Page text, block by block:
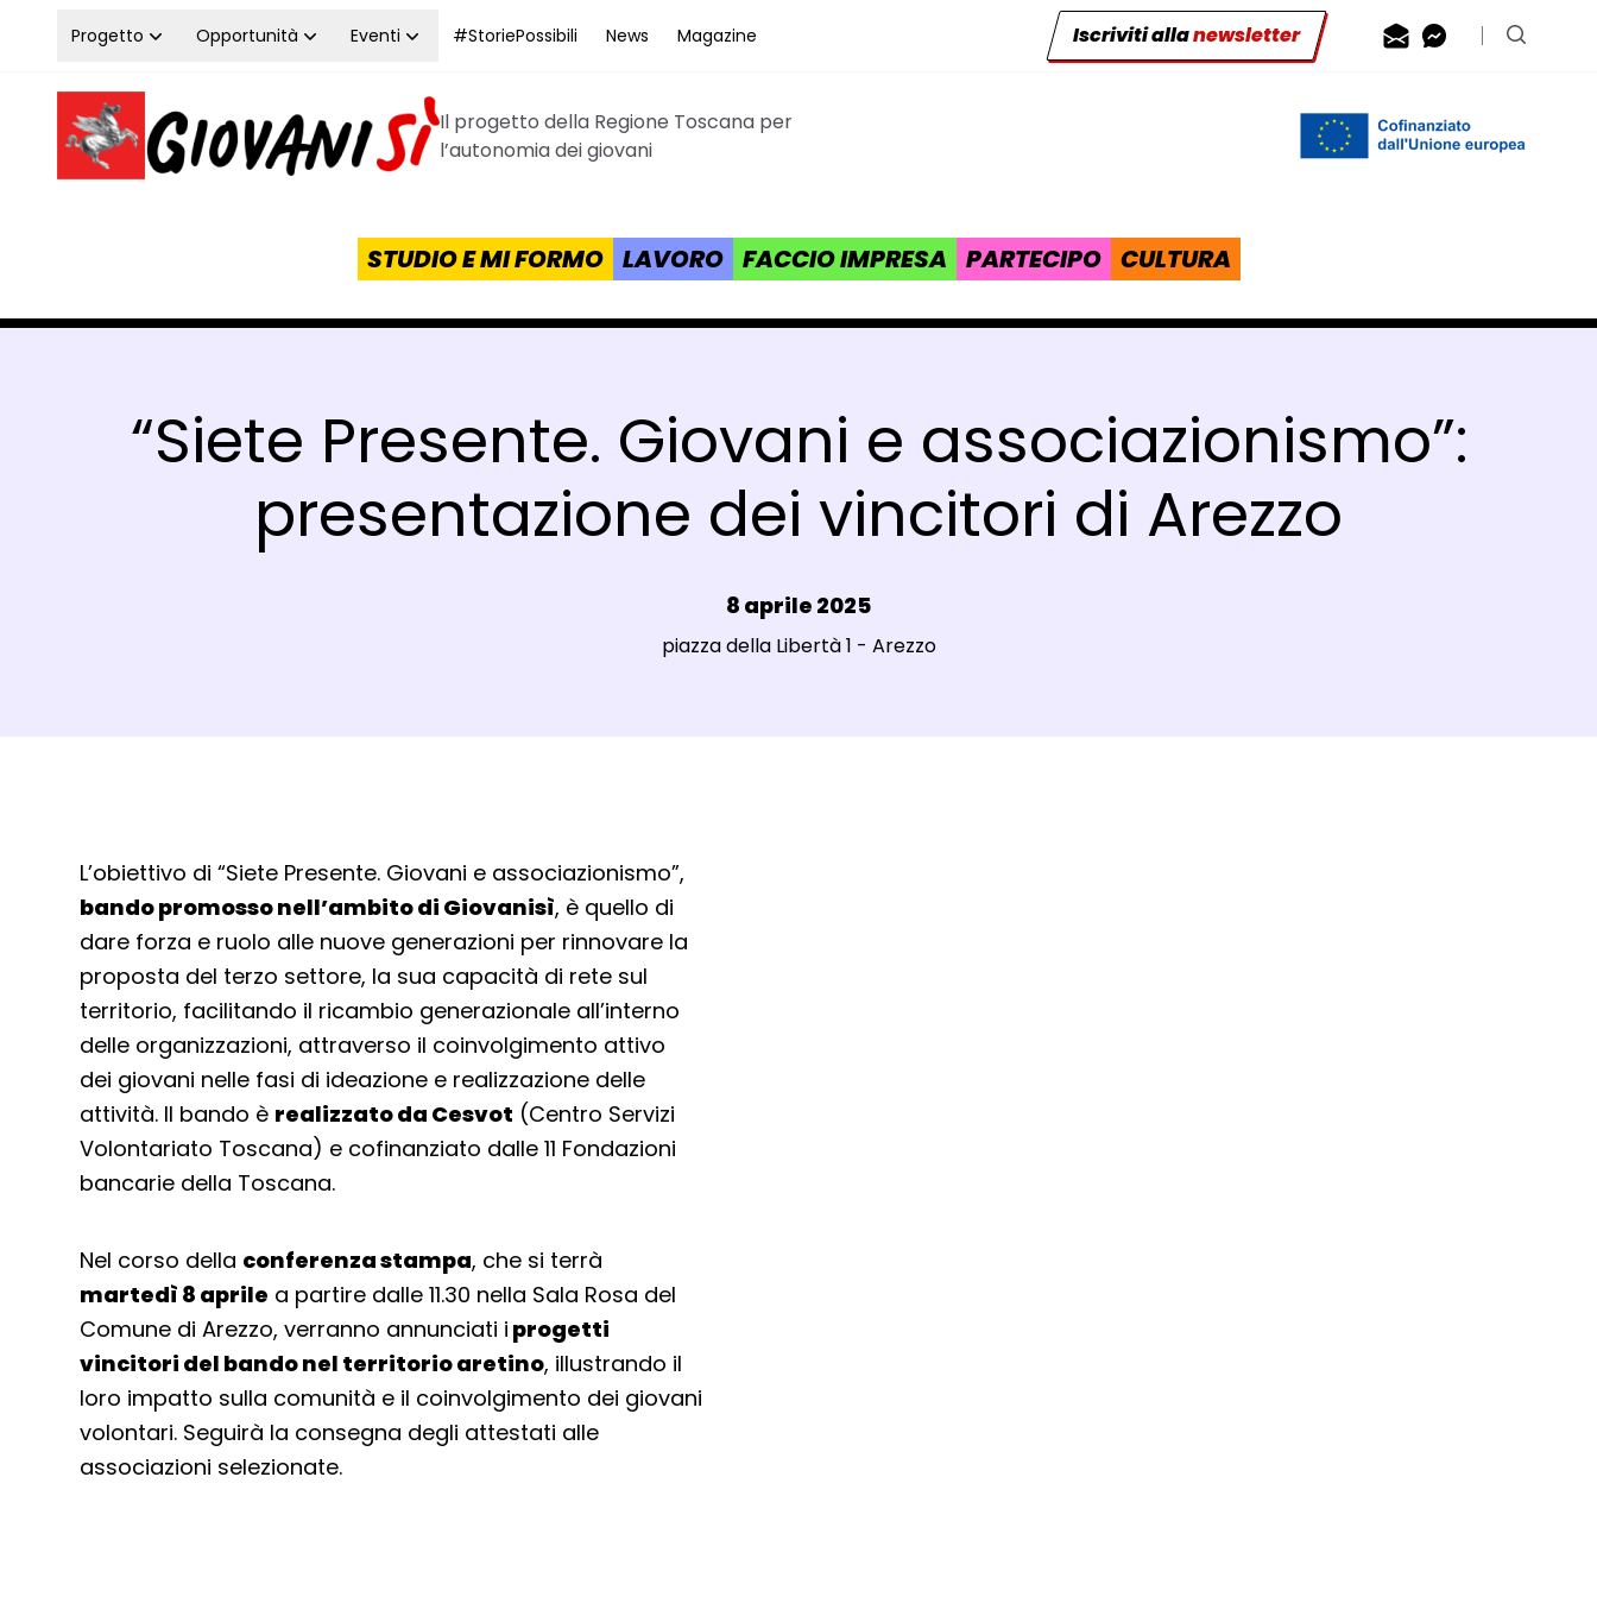
Vai al contenuto
Progetto Opportunità Eventi #StoriePossibili News Magazine Iscriviti allanewsletter Contattaci via
Contattaci
Cerca
Homepage Giovanisì - Progetto della Regione Toscana
Il progetto della Regione Toscana per
l’autonomia dei giovani
STUDIO E MI FORMO LAVORO FACCIO IMPRESA PARTECIPO CULTURA
“Siete Presente. Giovani e associazionismo”:
presentazione dei vincitori di Arezzo
Data e ora:
8 aprile 2025
Luogo:
piazza della Libertà 1 - Arezzo
Dettagli evento
L’obiettivo di “Siete Presente. Giovani e associazionismo”,
bando promosso nell’ambito di Giovanisì, è quello di
dare forza e ruolo alle nuove generazioni per rinnovare la
proposta del terzo settore, la sua capacità di rete sul
territorio, facilitando il ricambio generazionale all’interno
delle organizzazioni, attraverso il coinvolgimento attivo
dei giovani nelle fasi di ideazione e realizzazione delle
attività. Il bando è realizzato da Cesvot (Centro Servizi
Volontariato Toscana) e cofinanziato dalle 11 Fondazioni
bancarie della Toscana.
Nel corso della conferenza stampa, che si terrà
martedì 8 aprile a partire dalle 11.30 nella Sala Rosa del
Comune di Arezzo, verranno annunciati i progetti
vincitori del bando nel territorio aretino, illustrando il
loro impatto sulla comunità e il coinvolgimento dei giovani
volontari. Seguirà la consegna degli attestati alle
associazioni selezionate.